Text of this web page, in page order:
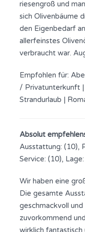
riesengroß und
sich Olivenbäume
den Eigenbedarf
allerfeinstes
verbraucht war.
Empfohlen für:
/ Privatunterkunft |
Strandurlaub |
Absolut
Ausstattung: (10),
Service: (10),
Wir haben eine
Die gesamte
geschmackvoll
zuvorkommend
wirklich